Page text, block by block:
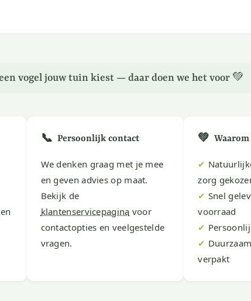
vogel jouw tuin kiest — daar doen we het voor 💚
📞 Persoonlijk contact
We denken graag met je mee
en geven advies op maat.
Bekijk de
klantenservicepagina voor
contactopties en veelgestelde
vragen.
💚
✔
zorg
✔ Snel
voorraad
✔
✔
verpakt